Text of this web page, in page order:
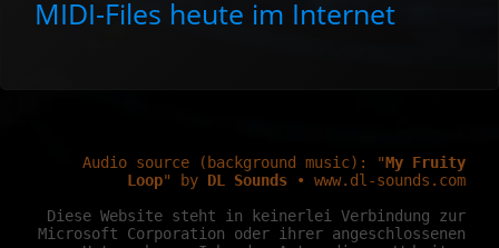
MIDI-Files heute im Internet
Audio source (background music): "My Fruity
Loop" by DL Sounds • www.dl-sounds.com
Diese Website steht in kei­ner­lei Ver­bin­dung zur
Micro­soft Cor­pora­tion oder ihrer an­ge­schlos­senen